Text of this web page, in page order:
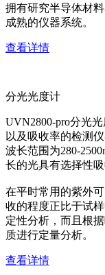
拥有研究半导体材
成熟的仪器系统。
查看详情
分光光度计
UVN2800-pro分光
以及吸收率的检测
波长范围为280-
长的光具有选择性
在平时常用的紫外
收的程度正比于试
定性分析，而且根
质进行定量分析。
查看详情